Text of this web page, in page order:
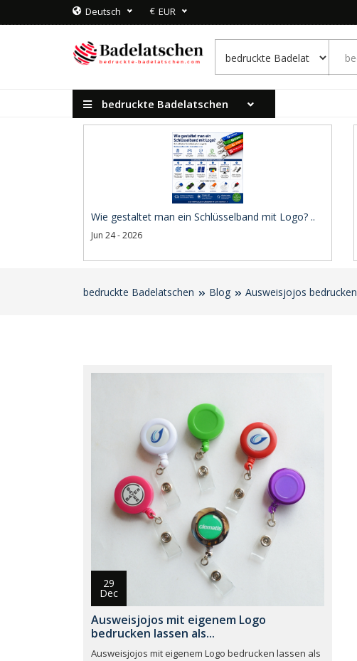
Deutsch € EUR
bedruckte Badelatschen
Wie gestaltet man ein Schlüsselband mit Logo? ..
Jun 24 - 2026
bedruckte Badelatschen Blog Ausweisjojos bedrucken
29
Dec
Ausweisjojos mit eigenem Logo
bedrucken lassen als...
Ausweisjojos mit eigenem Logo bedrucken lassen als